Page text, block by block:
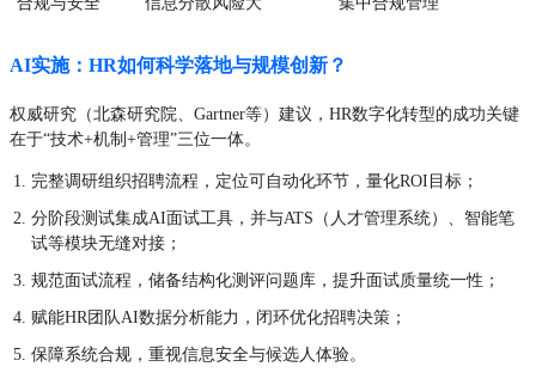
AI实施：HR如何科学落地与规模创新？
权威研究（北森研究院、Gartner等）建议，HR数字化转型的成功关键
在于“技术+机制+管理”三位一体。
完整调研组织招聘流程，定位可自动化环节，量化ROI目标；
分阶段测试集成AI面试工具，并与ATS（人才管理系统）、智能笔
试等模块无缝对接；
规范面试流程，储备结构化测评问题库，提升面试质量统一性；
赋能HR团队AI数据分析能力，闭环优化招聘决策；
保障系统合规，重视信息安全与候选人体验。